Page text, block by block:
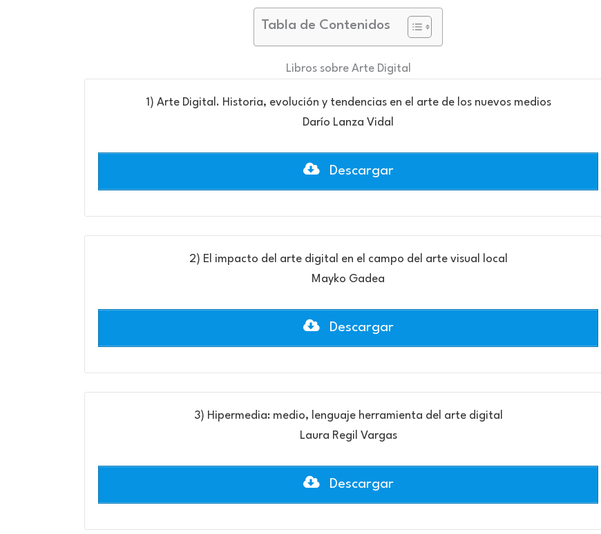
Tabla de Contenidos
Libros sobre Arte Digital
1) Arte Digital. Historia, evolución y tendencias en el arte de los nuevos medios
Darío Lanza Vidal
Descargar
2) El impacto del arte digital en el campo del arte visual local
Mayko Gadea
Descargar
3) Hipermedia: medio, lenguaje herramienta del arte digital
Laura Regil Vargas
Descargar